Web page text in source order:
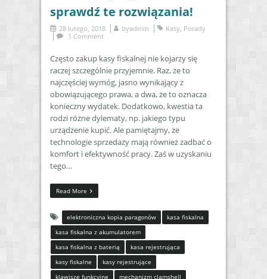
sprawdź te rozwiązania!
28 lutego, 2018 byadmin Kasy, Porady
1 Comment
Często zakup kasy fiskalnej nie kojarzy się
raczej szczególnie przyjemnie. Raz, że to
najczęściej wymóg, jasno wynikający z
obowiązującego prawa, a dwa, że to oznacza
konieczny wydatek. Dodatkowo, kwestia ta
rodzi różne dylematy, np. jakiego typu
urządzenie kupić. Ale pamiętajmy, że
technologie sprzedaży mają również zadbać o
komfort i efektywność pracy. Zaś w uzyskaniu
tego…
Read More
elektroniczna kopia paragonów
kasa fiskalna
kasa fiskalna z akumulatorem
kasa fiskalna z baterią
kasa rejestrująca
kasy fiskalne
kasy rejestrujące
klawisze funkcyjne
mechanizm clamshell